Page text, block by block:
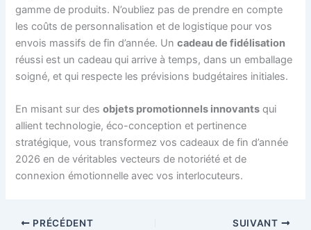
gamme de produits. N’oubliez pas de prendre en compte
les coûts de personnalisation et de logistique pour vos
envois massifs de fin d’année. Uncadeau de fidélisation
réussi est un cadeau qui arrive à temps, dans un emballage
soigné, et qui respecte les prévisions budgétaires initiales.
En misant sur desobjets promotionnels innovants qui
allient technologie, éco-conception et pertinence
stratégique, vous transformez vos cadeaux de fin d’année
2026 en de véritables vecteurs de notoriété et de
connexion émotionnelle avec vos interlocuteurs.
PRÉCÉDENT SUIVANT